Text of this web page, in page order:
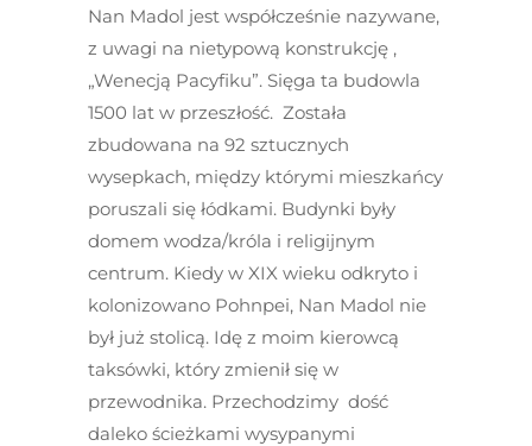
Nan Madol jest współcześnie nazywane,
z uwagi na nietypową konstrukcję ,
„Wenecją Pacyfiku”. Sięga ta budowla
1500 lat w przeszłość. Została
zbudowana na 92 sztucznych
wysepkach, między którymi mieszkańcy
poruszali się łódkami. Budynki były
domem wodza/króla i religijnym
centrum. Kiedy w XIX wieku odkryto i
kolonizowano Pohnpei, Nan Madol nie
był już stolicą. Idę z moim kierowcą
taksówki, który zmienił się w
przewodnika. Przechodzimy dość
daleko ścieżkami wysypanymi